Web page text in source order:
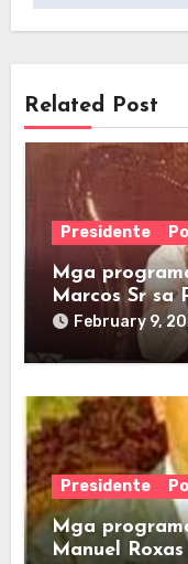
Related Post
Presidente
Mga
Marcos Sr sa
February 9,
Presidente
Mga
Manuel Roxas